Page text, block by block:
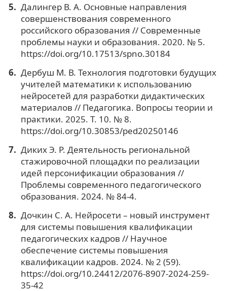
Далингер В. А. Основные направления
совершенствования современного
российского образования // Современные
проблемы науки и образования. 2020. № 5.
https://doi.org/10.17513/spno.30184
Дербуш М. В. Технология подготовки будущих
учителей математики к использованию
нейросетей для разработки дидактических
материалов // Педагогика. Вопросы теории и
практики. 2025. Т. 10. № 8.
https://doi.org/10.30853/ped20250146
Диких Э. Р. Деятельность региональной
стажировочной площадки по реализации
идей персонификации образования //
Проблемы современного педагогического
образования. 2024. № 84-4.
Дочкин С. А. Нейросети – новый инструмент
для системы повышения квалификации
педагогических кадров // Научное
обеспечение системы повышения
квалификации кадров. 2024. № 2 (59).
https://doi.org/10.24412/2076-8907-2024-259-
35-42